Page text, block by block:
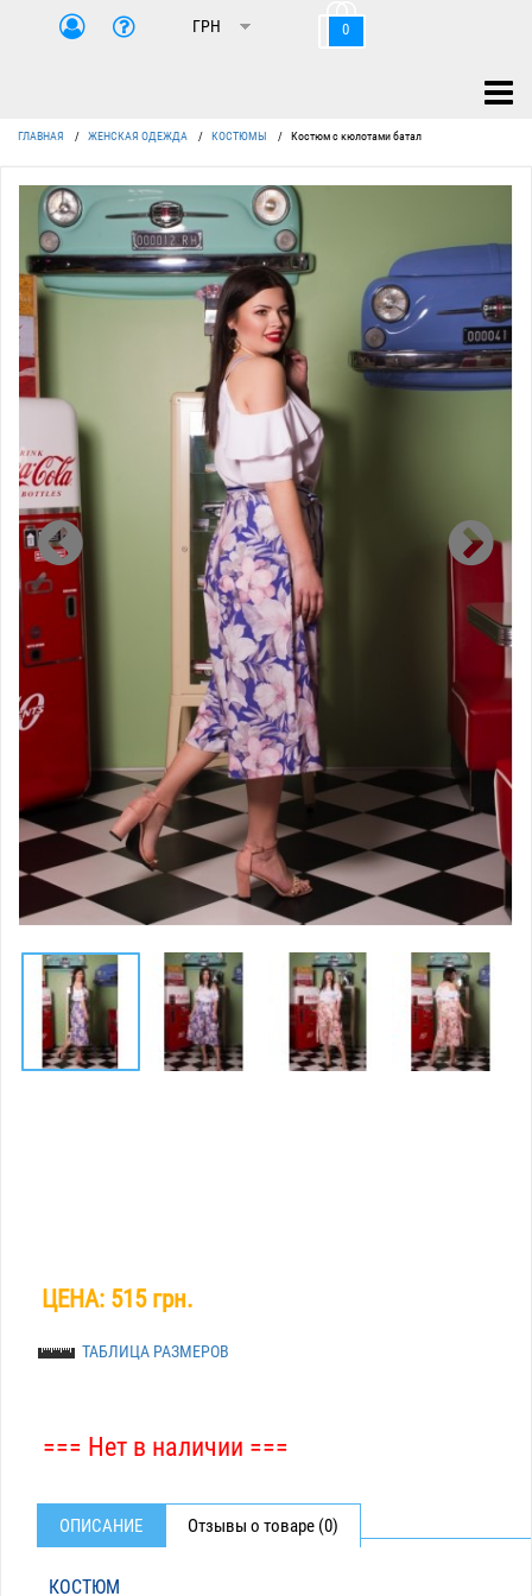
0
ГЛАВНАЯ / ЖЕНСКАЯ ОДЕЖДА / КОСТЮМЫ / Костюм с кюлотами батал
ЦЕНА: 515 грн.
ТАБЛИЦА РАЗМЕРОВ
=== Нет в наличии ===
ОПИСАНИЕ Отзывы о товаре (0)
КОСТЮМ